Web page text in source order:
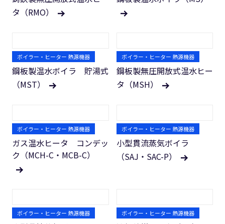
タ（RMO）
ボイラー・ヒーター 熱源機器
鋼板製温水ボイラ 貯湯式
（MST）
ボイラー・ヒーター 熱源機器
鋼板製無圧開放式温水ヒー
タ（MSH）
ボイラー・ヒーター 熱源機器
ガス温水ヒータ コンデッ
ク（MCH-C・MCB-C）
ボイラー・ヒーター 熱源機器
小型貫流蒸気ボイラ
（SAJ・SAC-P）
ボイラー・ヒーター 熱源機器 ボイラー・ヒーター 熱源機器